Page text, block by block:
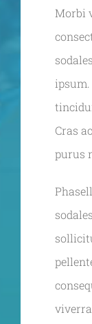
Morbi
ipsum.
Cras
purus